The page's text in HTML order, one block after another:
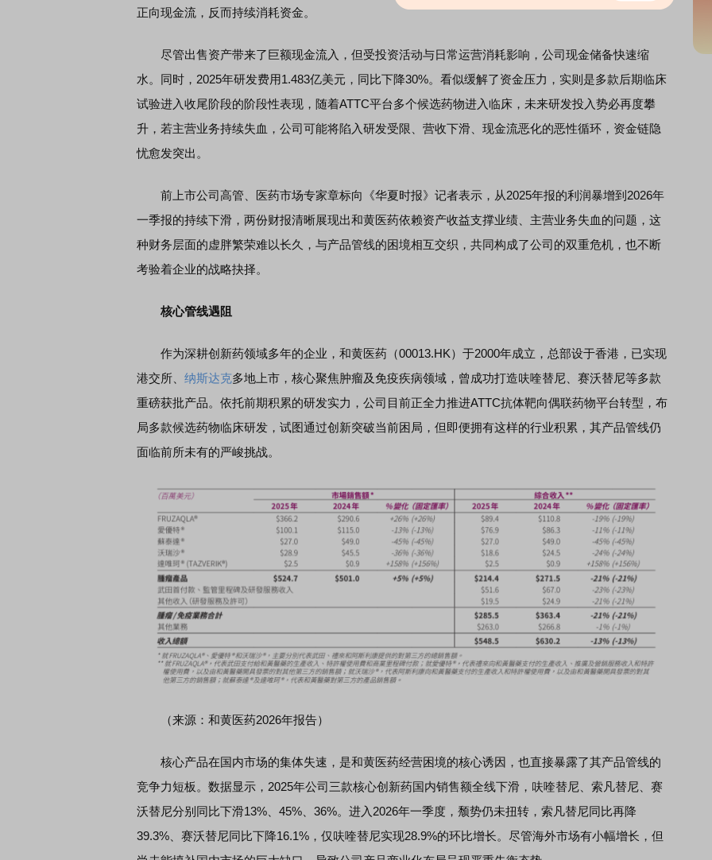
正向现金流，反而持续消耗资金。
尽管出售资产带来了巨额现金流入，但受投资活动与日常运营消耗影响，公司现金储备快速缩
水。同时，2025年研发费用1.483亿美元，同比下降30%。看似缓解了资金压力，实则是多款后期临床
试验进入收尾阶段的阶段性表现，随着ATTC平台多个候选药物进入临床，未来研发投入势必再度攀
升，若主营业务持续失血，公司可能将陷入研发受限、营收下滑、现金流恶化的恶性循环，资金链隐
忧愈发突出。
前上市公司高管、医药市场专家章标向《华夏时报》记者表示，从2025年报的利润暴增到2026年
一季报的持续下滑，两份财报清晰展现出和黄医药依赖资产收益支撑业绩、主营业务失血的问题，这
种财务层面的虚胖繁荣难以长久，与产品管线的困境相互交织，共同构成了公司的双重危机，也不断
考验着企业的战略抉择。
核心管线遇阻
作为深耕创新药领域多年的企业，和黄医药（00013.HK）于2000年成立，总部设于香港，已实现
港交所、 纳斯达克多地上市，核心聚焦肿瘤及免疫疾病领域，曾成功打造呋喹替尼、赛沃替尼等多款
重磅获批产品。依托前期积累的研发实力，公司目前正全力推进ATTC抗体靶向偶联药物平台转型，布
局多款候选药物临床研发，试图通过创新突破当前困局，但即便拥有这样的行业积累，其产品管线仍
面临前所未有的严峻挑战。
（来源：和黄医药2026年报告）
核心产品在国内市场的集体失速，是和黄医药经营困境的核心诱因，也直接暴露了其产品管线的
竞争力短板。数据显示，2025年公司三款核心创新药国内销售额全线下滑，呋喹替尼、索凡替尼、赛
沃替尼分别同比下滑13%、45%、36%。进入2026年一季度，颓势仍未扭转，索凡替尼同比再降
39.3%、赛沃替尼同比下降16.1%，仅呋喹替尼实现28.9%的环比增长。尽管海外市场有小幅增长，但